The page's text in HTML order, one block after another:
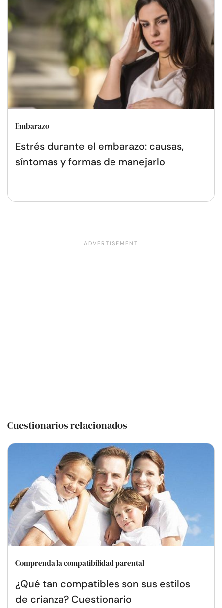
Embarazo
Estrés durante el embarazo: causas,
síntomas y formas de manejarlo
Cuestionarios relacionados
Comprenda la compatibilidad parental
¿Qué tan compatibles son sus estilos
de crianza? Cuestionario